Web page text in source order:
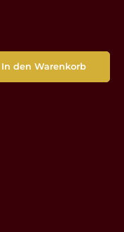
benutze die Schaltflächen um
In den Warenkorb